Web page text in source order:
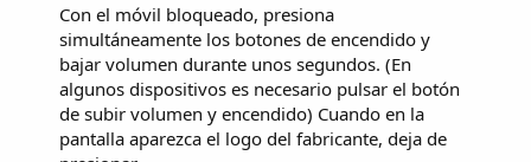
Con el móvil bloqueado, presiona
simultáneamente los botones de encendido y
bajar volumen durante unos segundos. (En
algunos dispositivos es necesario pulsar el botón
de subir volumen y encendido) Cuando en la
pantalla aparezca el logo del fabricante, deja de